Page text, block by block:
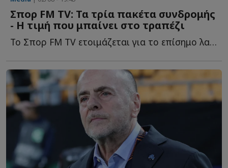
Σπορ FM TV: Τα τρία πακέτα συνδρομής
- Η τιμή που μπαίνει στο τραπέζι
Το Σπορ FM TV ετοιμάζεται για το επίσημο λανσάρισμά του, μ...